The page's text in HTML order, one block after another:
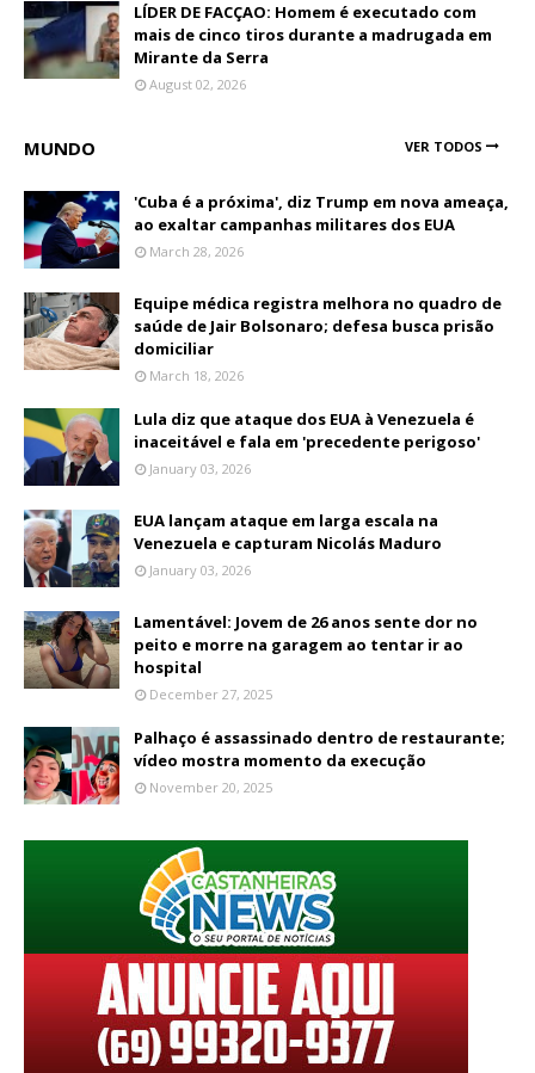
LÍDER DE FACÇAO: Homem é executado com
mais de cinco tiros durante a madrugada em
Mirante da Serra
August 02, 2026
MUNDO VER TODOS
'Cuba é a próxima', diz Trump em nova ameaça,
ao exaltar campanhas militares dos EUA
March 28, 2026
Equipe médica registra melhora no quadro de
saúde de Jair Bolsonaro; defesa busca prisão
domiciliar
March 18, 2026
Lula diz que ataque dos EUA à Venezuela é
inaceitável e fala em 'precedente perigoso'
January 03, 2026
EUA lançam ataque em larga escala na
Venezuela e capturam Nicolás Maduro
January 03, 2026
Lamentável: Jovem de 26 anos sente dor no
peito e morre na garagem ao tentar ir ao
hospital
December 27, 2025
Palhaço é assassinado dentro de restaurante;
vídeo mostra momento da execução
November 20, 2025